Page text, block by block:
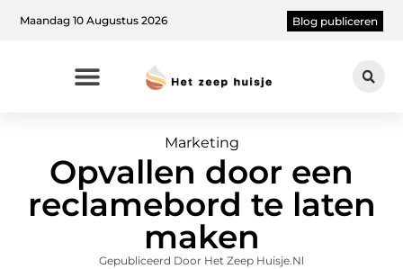
Maandag 10 Augustus 2026 Blog publiceren
Marketing
Opvallen door een
reclamebord te laten
maken
Gepubliceerd Door Het Zeep Huisje.nl